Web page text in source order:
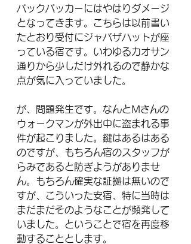
バックパッカーにはやはりダメージ
となってきます。こちらは以前書い
たとおり受付にジャバザハットが座
っている宿です。いわゆるカオサン
通りから少しだけ外れるので静かな
点が気に入っていました。
が、問題発生です。なんとMさんの
ウォークマンが外出中に盗まれる事
件が起こりました。鍵はあるはある
のですが、もちろん宿のスタッフが
らみであると防ぎようがありませ
ん。もちろん確実な証拠は無いので
すが、こういった安宿、特に当時は
まだまだそのようなことが頻発して
いました。ということで宿を再度移
動することとします。